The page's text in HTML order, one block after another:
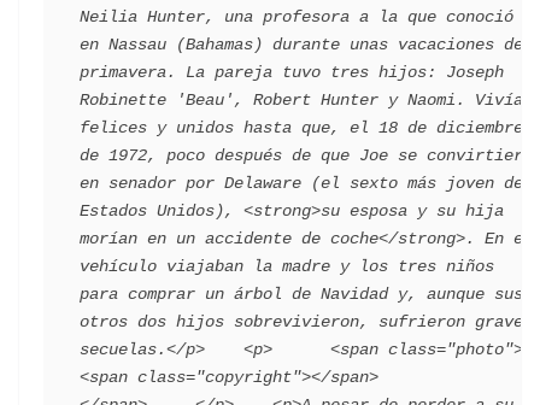
Neilia Hunter, una profesora a la que conoció
en Nassau (Bahamas) durante unas vacaciones de
primavera. La pareja tuvo tres hijos: Joseph
Robinette 'Beau', Robert Hunter y Naomi. Vivían
felices y unidos hasta que, el 18 de diciembre
de 1972, poco después de que Joe se convirtiera
en senador por Delaware (el sexto más joven de
Estados Unidos), <strong>su esposa y su hija
morían en un accidente de coche</strong>. En el
vehículo viajaban la madre y los tres niños
para comprar un árbol de Navidad y, aunque sus
otros dos hijos sobrevivieron, sufrieron graves
secuelas.</p>    <p>      <span class="photo">
<span class="copyright"></span>